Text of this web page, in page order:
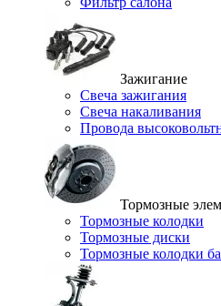
Зажигание
Свеча зажигания
Свеча накаливания
Провода
Тормозные
Тормозные колодки
Тормозные диски
Тормозные колодки